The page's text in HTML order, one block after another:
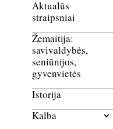
Aktualūs
straipsniai
Žemaitija:
savivaldybės,
seniūnijos,
gyvenvietės
Istorija
Kalba